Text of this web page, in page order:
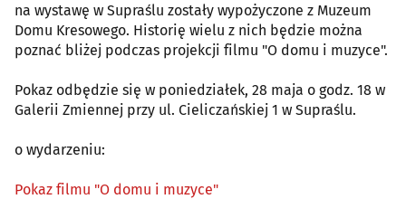
na wystawę w Supraślu zostały wypożyczone z Muzeum
Domu Kresowego. Historię wielu z nich będzie można
poznać bliżej podczas projekcji filmu "O domu i muzyce".
Pokaz odbędzie się w poniedziałek, 28 maja o godz. 18 w
Galerii Zmiennej przy ul. Cieliczańskiej 1 w Supraślu.
o wydarzeniu:
Pokaz filmu "O domu i muzyce"